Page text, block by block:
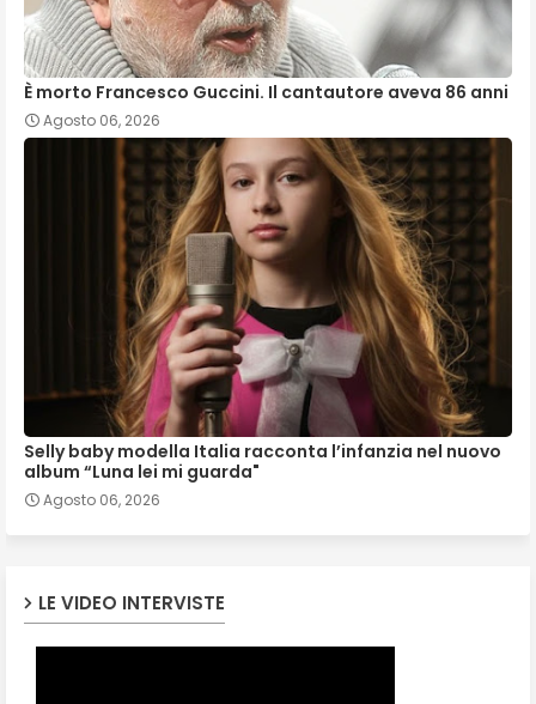
È morto Francesco Guccini. Il cantautore aveva 86 anni
Agosto 06, 2026
Selly baby modella Italia racconta l’infanzia nel nuovo
album “Luna lei mi guarda"
Agosto 06, 2026
LE VIDEO INTERVISTE